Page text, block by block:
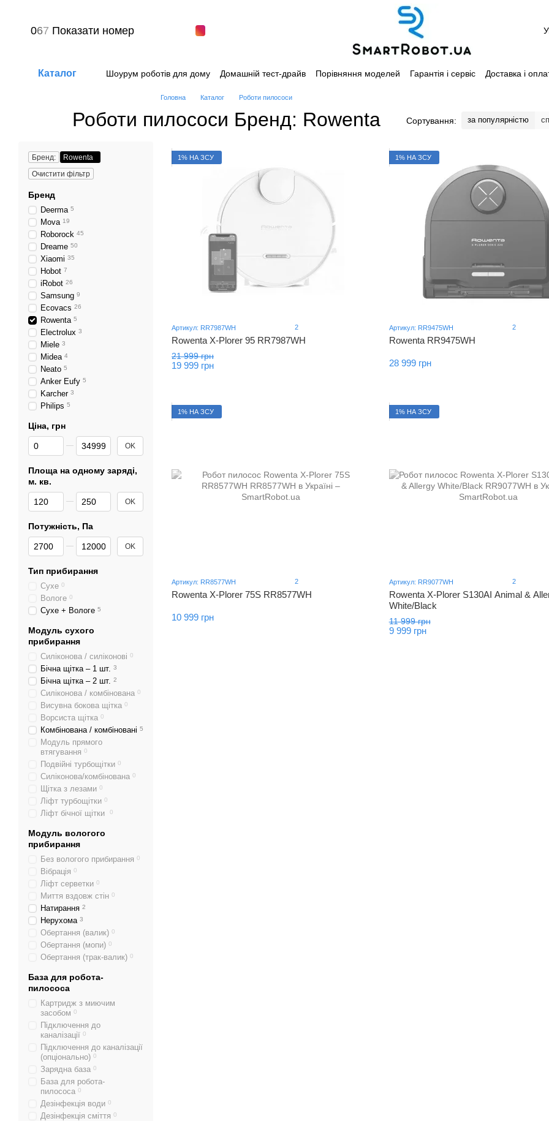
067 Показати номер
Каталог Шоурум роботів для дому Домашній тест-драйв Порівняння моделей Гарантія і сервіс
Доставка і
Головна Каталог Роботи пилососи
Роботи пилососи Бренд: Rowenta Сортування: за популярністю
1% НА ЗСУ
Артикул: RR7987WH 2
Rowenta X-Plorer 95 RR7987WH
21 999 грн
19 999 грн
1% НА ЗСУ
Артикул: RR9475WH 2
Rowenta RR9475WH
28 999 грн
1% НА ЗСУ
Артикул: RR8577WH 2
Rowenta X-Plorer 75S RR8577WH
10 999 грн
1% НА ЗСУ
Артикул: RR9077WH 2
Rowenta X-Plorer S130AI Animal &
White/Black
11 999 грн
9 999 грн
Бренд:
Rowenta
Очистити фільтр
Бренд
Deerma 5
Mova 19
Roborock 45
Dreame 50
Xiaomi 35
Hobot 7
iRobot 26
Samsung 9
Ecovacs 26
Rowenta 5
Electrolux 3
Miele 3
Midea 4
Neato 5
Anker Eufy 5
Karcher 3
Philips 5
Ціна, грн
Від Ціна, грн
До Ціна, грн OK
Площа на одному заряді,
м. кв.
Від Площа на одному заряді, м. кв.
До Площа на одному заряді, м. кв.
OK
Потужність, Па
Від Потужність, Па
До Потужність, Па OK
Тип прибирання
Сухе 0
Вологе 0
Сухе + Вологе 5
Модуль сухого
прибирання
Силіконова / силіконові 0
Бічна щітка – 1 шт. 3
Бічна щітка – 2 шт. 2
Силіконова / комбінована 0
Висувна бокова щітка 0
Ворсиста щітка 0
Комбінована / комбіновані 5
Модуль прямого
втягування 0
Подвійні турбощітки 0
Силіконова/комбінована 0
Щітка з лезами 0
Ліфт турбощітки 0
Ліфт бічної щітки 0
Модуль вологого
прибирання
Без вологого прибирання 0
Вібрація 0
Ліфт серветки 0
Миття вздовж стін 0
Натирання 2
Нерухома 3
Обертання (валик) 0
Обертання (мопи) 0
Обертання (трак-валик) 0
База для робота-
пилососа
Картридж з миючим
засобом 0
Підключення до
каналізації 0
Підключення до каналізації
(опціонально) 0
Зарядна база 0
База для робота-
пилососа 0
Дезінфекція води 0
Дезінфекція сміття 0